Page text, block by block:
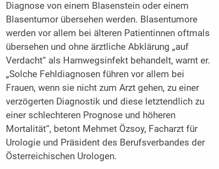
Diagnose von einem Blasenstein oder einem
Blasentumor übersehen werden. Blasentumore
werden vor allem bei älteren Patientinnen oftmals
übersehen und ohne ärztliche Abklärung „auf
Verdacht“ als Harnwegsinfekt behandelt, warnt er.
„Solche Fehldiagnosen führen vor allem bei
Frauen, wenn sie nicht zum Arzt gehen, zu einer
verzögerten Diagnostik und diese letztendlich zu
einer schlechteren Prognose und höheren
Mortalität“, betont Mehmet Özsoy, Facharzt für
Urologie und Präsident des Berufsverbandes der
Österreichischen Urologen.